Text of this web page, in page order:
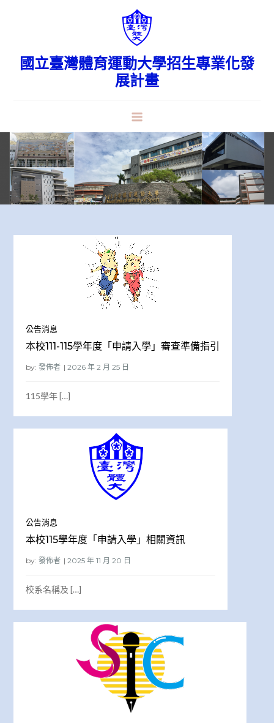
國立臺灣體育運動大學招生專業化發
展計畫
公告消息
本校111-115學年度「申請入學」審查準備指引
by:發佈者
115學年 […]
公告消息
本校115學年度「申請入學」相關資訊
by:發佈者
校系名稱及 […]